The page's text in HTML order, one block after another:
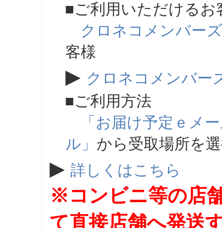
■ご利用いただけるお
クロネコメンバーズ
客様
▶ クロネコメンバー
■ご利用方法
「お届け予定ｅメ
ル」 から受取場所を
▶ 詳しくはこちら
※コンビニ等の店
て直接店舗へ発送